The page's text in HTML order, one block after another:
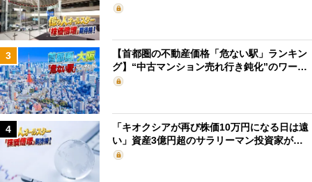
3
【首都圏の不動産価格「危ない駅」ランキン
グ】“中古マンション売れ行き鈍化”のワー…
4
「キオクシアが再び株価10万円になる日は遠
い」資産3億円超のサラリーマン投資家が…